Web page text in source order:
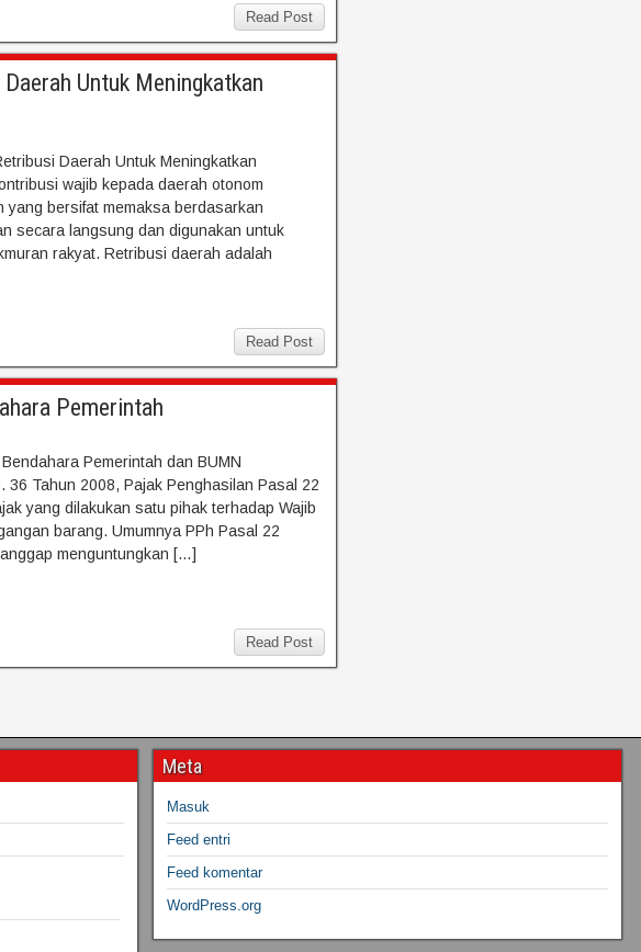
Read Post
Untuk Meningkatkan
Daerah Untuk Meningkatkan
wajib kepada daerah otonom
bersifat memaksa berdasarkan
secara langsung dan digunakan untuk
rakyat. Retribusi daerah adalah
Read Post
Pemerintah
Pemerintah dan BUMN
Tahun 2008, Pajak Penghasilan Pasal 22
yang dilakukan satu pihak terhadap Wajib
barang. Umumnya PPh Pasal 22
menguntungkan […]
Read Post
Meta
Masuk
Feed entri
Feed komentar
WordPress.org